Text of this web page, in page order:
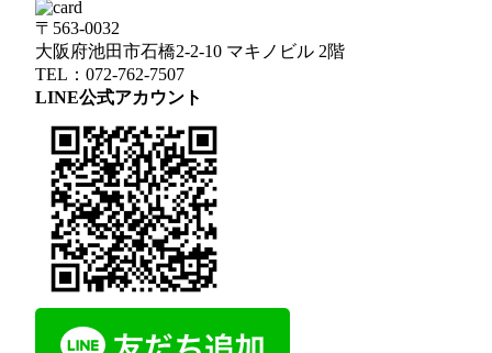
〒563-0032
大阪府池田市石橋2-2-10 マキノビル 2階
TEL：072-762-7507
LINE公式アカウント